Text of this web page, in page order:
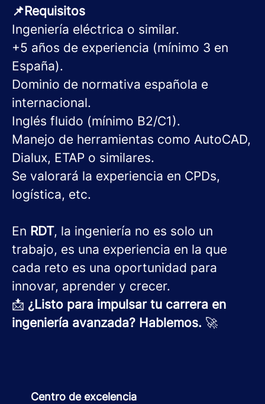
📌Requisitos
Ingeniería eléctrica o similar.
+5 años de experiencia (mínimo 3 en
España).
Dominio de normativa española e
internacional.
Inglés fluido (mínimo B2/C1).
Manejo de herramientas como AutoCAD,
Dialux, ETAP o similares.
Se valorará la experiencia en CPDs,
logística, etc.
En RDT, la ingeniería no es solo un
trabajo, es una experiencia en la que
cada reto es una oportunidad para
innovar, aprender y crecer.
📩 ¿Listo para impulsar tu carrera en
ingeniería avanzada? Hablemos. 🚀
Centro de excelencia